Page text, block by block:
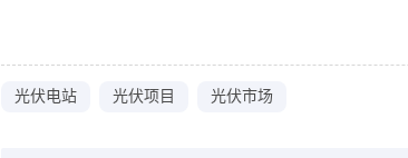
光伏电站 光伏项目 光伏市场